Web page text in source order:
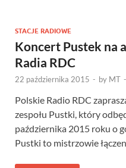
STACJE RADIOWE
Koncert Pustek na
Radia RDC
22 października 2015 - by MT -
Polskie Radio RDC
zespołu Pustki, który
października 2015 roku o
Pustki to mistrzowie